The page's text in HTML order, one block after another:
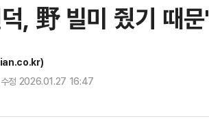
, 野 빌미 줬기 때
정 2026.01.27 16:47